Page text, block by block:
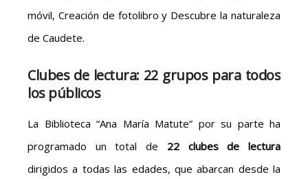
móvil, Creación de fotolibro y Descubre la naturaleza
de Caudete.
Clubes de lectura: 22 grupos para todos
los públicos
La Biblioteca “Ana María Matute” por su parte ha
programado un total de 22 clubes de lectura
dirigidos a todas las edades, que abarcan desde la